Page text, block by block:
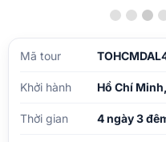
Mã tour
Khởi hành Hồ Chí
Thời gian 4 ngày 3